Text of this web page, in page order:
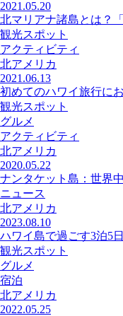
2021.05.20
北マリアナ諸島とは？
観光スポット
アクティビティ
北アメリカ
2021.06.13
初めてのハワイ旅行に
観光スポット
グルメ
アクティビティ
北アメリカ
2020.05.22
ナンタケット島：世界
ニュース
北アメリカ
2023.08.10
ハワイ島で過ごす3泊5
観光スポット
グルメ
宿泊
北アメリカ
2022.05.25